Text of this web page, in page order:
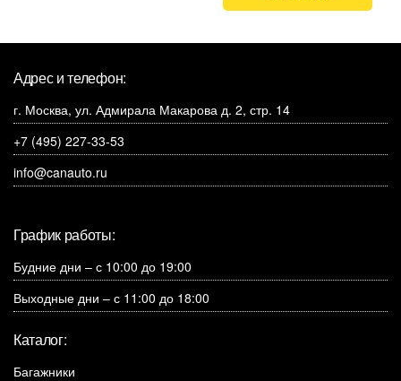
Адрес и телефон:
г. Москва, ул. Адмирала Макарова д. 2, стр. 14
+7 (495) 227-33-53
info@canauto.ru
График работы:
Будние дни – с 10:00 до 19:00
Выходные дни – с 11:00 до 18:00
Каталог:
Багажники